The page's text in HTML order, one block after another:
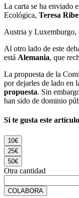
La carta se ha enviado
Ecológica, Teresa
Austria y Luxemburgo,
Al otro lado de este
está Alemania, que
La propuesta de la
por dejarles de lado en
propuesta. Sin
han sido de dominio
Si te gusta este
10€
25€
50€
Otra cantidad
COLABORA